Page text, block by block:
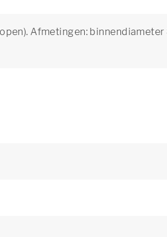
Afmetingen: binnendiameter